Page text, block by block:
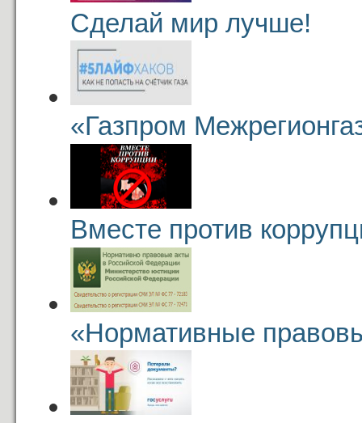
Сделай мир лучше!
«Газпром
Вместе против
«Нормативные